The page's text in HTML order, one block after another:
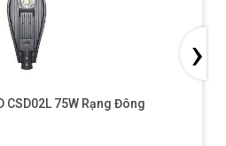
75W Rạng Đông
›